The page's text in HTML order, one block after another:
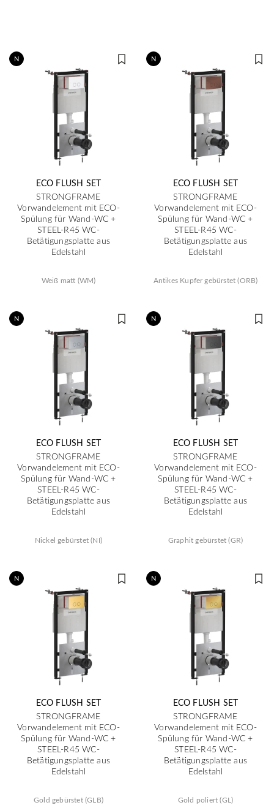
N
ECO FLUSH SET
STRONGFRAME
Vorwandelement mit ECO-
Spülung für Wand-WC +
STEEL-R45 WC-
Betätigungsplatte aus
Edelstahl
Weiß matt (WM)
N
ECO FLUSH SET
STRONGFRAME
Vorwandelement mit ECO-
Spülung für Wand-WC +
STEEL-R45 WC-
Betätigungsplatte aus
Edelstahl
Antikes Kupfer gebürstet (ORB)
N
ECO FLUSH SET
STRONGFRAME
Vorwandelement mit ECO-
Spülung für Wand-WC +
STEEL-R45 WC-
Betätigungsplatte aus
Edelstahl
Nickel gebürstet (NI)
N
ECO FLUSH SET
STRONGFRAME
Vorwandelement mit ECO-
Spülung für Wand-WC +
STEEL-R45 WC-
Betätigungsplatte aus
Edelstahl
Graphit gebürstet (GR)
N
ECO FLUSH SET
STRONGFRAME
Vorwandelement mit ECO-
Spülung für Wand-WC +
STEEL-R45 WC-
Betätigungsplatte aus
Edelstahl
Gold gebürstet (GLB)
N
ECO FLUSH SET
STRONGFRAME
Vorwandelement mit ECO-
Spülung für Wand-WC +
STEEL-R45 WC-
Betätigungsplatte aus
Edelstahl
Gold poliert (GL)